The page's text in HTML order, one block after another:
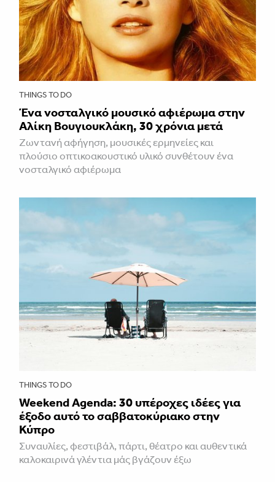
THINGS TO DO
Ένα νοσταλγικό μουσικό αφιέρωμα στην
Αλίκη Βουγιουκλάκη, 30 χρόνια μετά
Ζωντανή αφήγηση, μουσικές ερμηνείες και
πλούσιο οπτικοακουστικό υλικό συνθέτουν ένα
νοσταλγικό αφιέρωμα
THINGS TO DO
Weekend Agenda: 30 υπέροχες ιδέες για
έξοδο αυτό το σαββατοκύριακο στην
Κύπρο
Συναυλίες, φεστιβάλ, πάρτι, θέατρο και αυθεντικά
καλοκαιρινά γλέντια μάς βγάζουν έξω